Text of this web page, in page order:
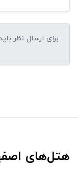
هتل‌های